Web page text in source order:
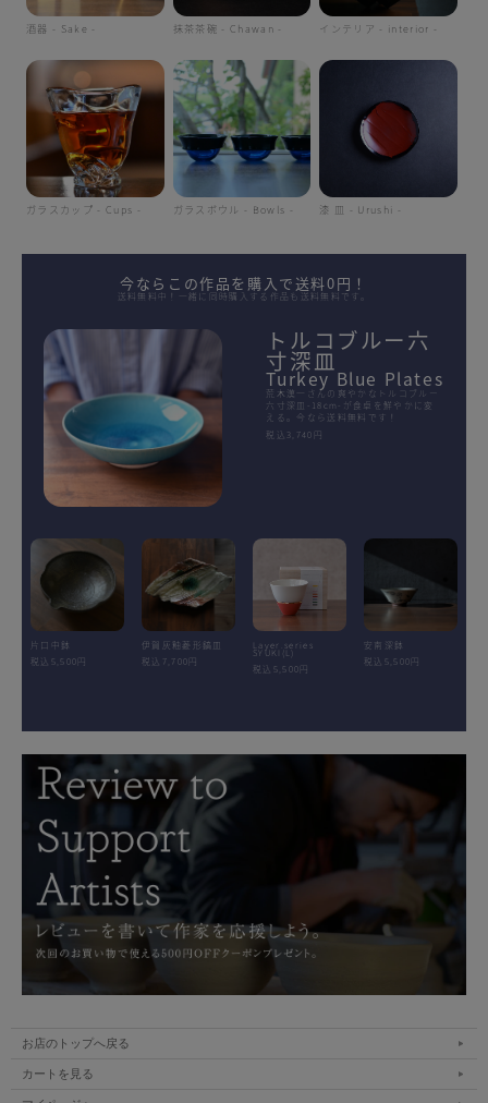
酒器 - Sake - 抹茶茶碗 - Chawan - インテリア - interior -
ガラスカップ - Cups - ガラスボウル - Bowls - 漆 皿 - Urushi -
今ならこの作品を購入で送料0円！
送料無料中！一緒に同時購入する作品も送料無料です。
トルコブルー六
寸深皿
Turkey Blue Plates
荒木漢一さんの爽やかなトルコブルー
六寸深皿-18cm-が食卓を鮮やかに変
える。今なら送料無料です！
税込3,740円
片口中鉢
税込5,500円
伊賀灰釉菱形鎬皿
税込7,700円
Layer.series
SYUKI(L)
税込5,500円
安南深鉢
税込5,500円
お店のトップへ戻る
カートを見る